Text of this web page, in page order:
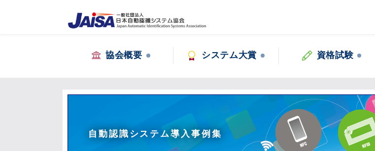
協会概要 システム大賞 資格試験
自動認識システム導入事例集